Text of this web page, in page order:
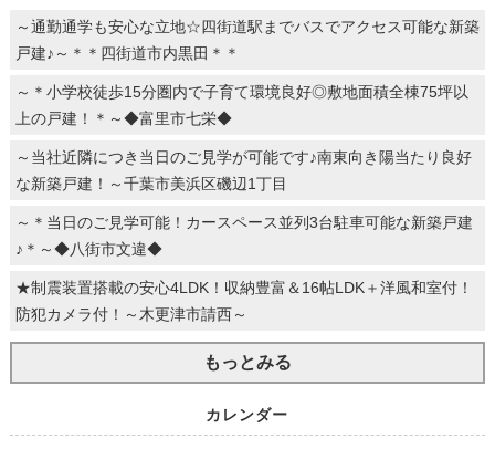
～通勤通学も安心な立地☆四街道駅までバスでアクセス可能な新築
戸建♪～＊＊四街道市内黒田＊＊
～＊小学校徒歩15分圏内で子育て環境良好◎敷地面積全棟75坪以
上の戸建！＊～◆富里市七栄◆
～当社近隣につき当日のご見学が可能です♪南東向き陽当たり良好
な新築戸建！～千葉市美浜区磯辺1丁目
～＊当日のご見学可能！カースペース並列3台駐車可能な新築戸建
♪＊～◆八街市文違◆
★制震装置搭載の安心4LDK！収納豊富＆16帖LDK＋洋風和室付！
防犯カメラ付！～木更津市請西～
もっとみる
カレンダー